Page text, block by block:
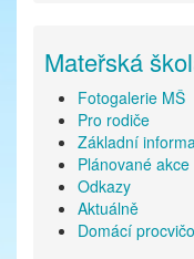
Mateřská
Fotogalerie MŠ
Pro rodiče
Základní
Plánované akce
Odkazy
Aktuálně
Domácí